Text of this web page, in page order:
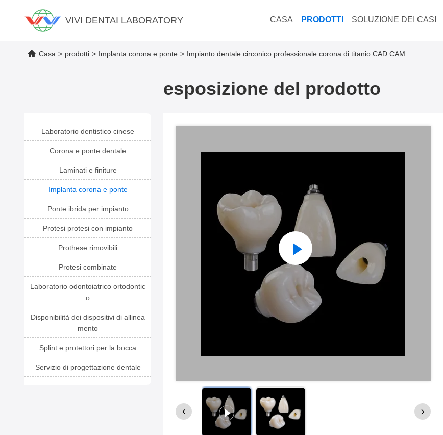
VIVI DENTAI LABORATORY CASA PRODOTTI SOLUZIONE DEI CASI
Casa > prodotti > Implanta corona e ponte > Impianto dentale circonico professionale corona di titanio CAD CAM
esposizione del prodotto
Laboratorio dentistico cinese
Corona e ponte dentale
Laminati e finiture
Implanta corona e ponte
Ponte ibrida per impianto
Protesi protesi con impianto
Prothese rimovibili
Protesi combinate
Laboratorio odontoiatrico ortodontic
o
Disponibilità dei dispositivi di allinea
mento
Splint e protettori per la bocca
Servizio di progettazione dentale